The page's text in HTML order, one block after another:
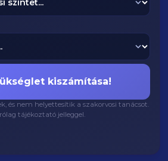
kiszámítása!
és nem helyettesítik a szakorvosi tanácsot.
tájékoztató jelleggel.